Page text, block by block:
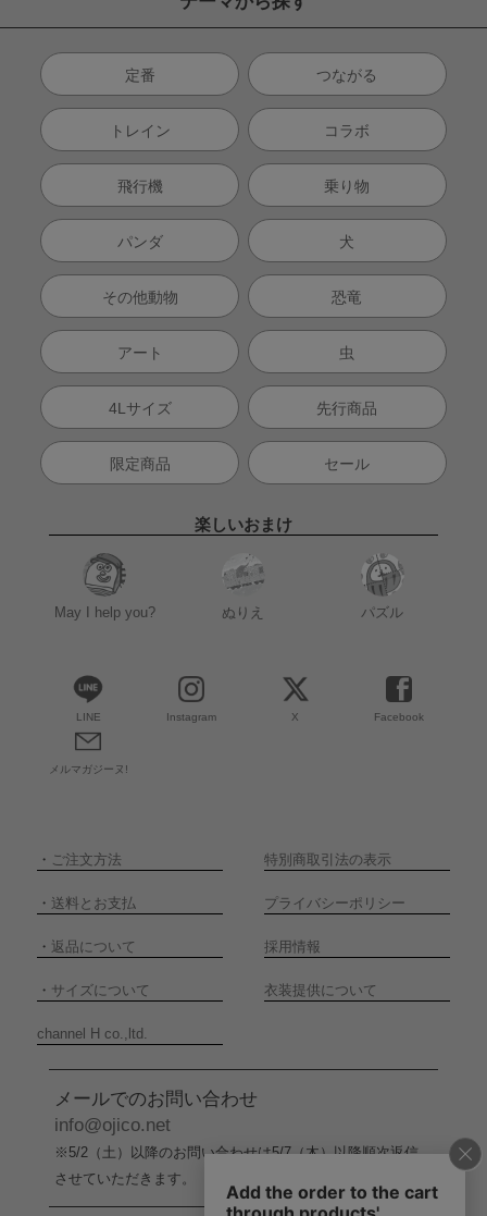
定番 つながる
トレイン コラボ
飛行機 乗り物
パンダ 犬
その他動物 恐竜
アート 虫
4Lサイズ 先行商品
限定商品 セール
楽しいおまけ
May I help you? ぬりえ パズル
LINE Instagram X Facebook
メルマガジーヌ!
・ ご注文方法 特別商取引法の表示
・ 送料とお支払 プライバシーポリシー
・ 返品について 採用情報
・ サイズについて 衣装提供について
channel H co.,ltd.
メールでのお問い合わせ
info@ojico.net
※5/2（土）以降のお問い合わせは5/7（木）以降順次返信
させていただきます。